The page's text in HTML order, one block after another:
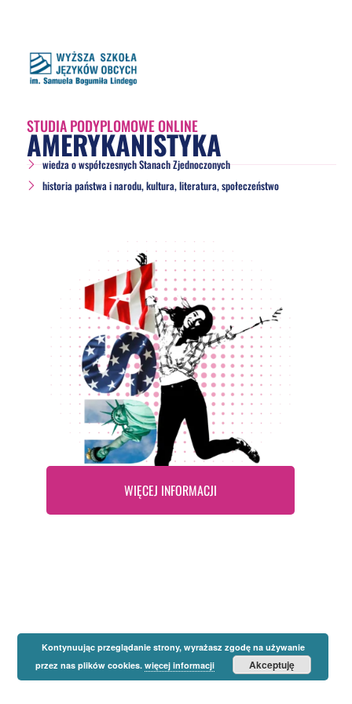
STUDIA PODYPLOMOWE ONLINE
AMERYKANISTYKA
wiedza o współczesnych Stanach Zjednoczonych
historia państwa i narodu, kultura, literatura, społeczeństwo
WIĘCEJ INFORMACJI
Kontynuując przeglądanie strony, wyrażasz zgodę na używanie
przez nas plików cookies. więcej informacji Akceptuję